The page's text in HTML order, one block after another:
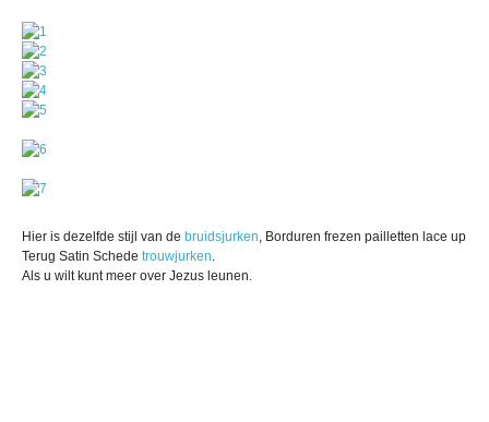
Hier is dezelfde stijl van de bruidsjurken, Borduren frezen pailletten lace up
Terug Satin Schede trouwjurken.
Als u wilt kunt meer over Jezus leunen.